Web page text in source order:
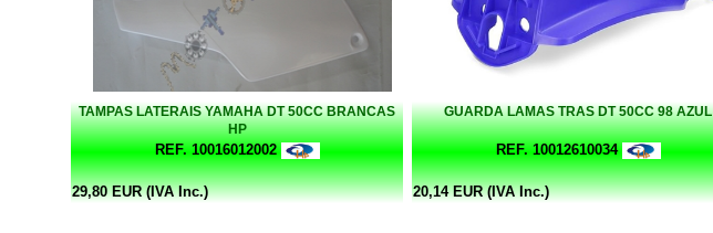
TAMPAS LATERAIS YAMAHA DT 50CC BRANCAS
HP
REF. 10016012002
29,80 EUR (IVA Inc.)
GUARDA LAMAS TRAS DT 50CC 98 AZUL
REF. 10012610034
20,14 EUR (IVA Inc.)